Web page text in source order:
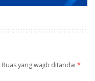
Ruas yang wajib ditandai *